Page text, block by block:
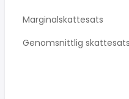
Marginalskattesats
Genomsnittlig skattesats